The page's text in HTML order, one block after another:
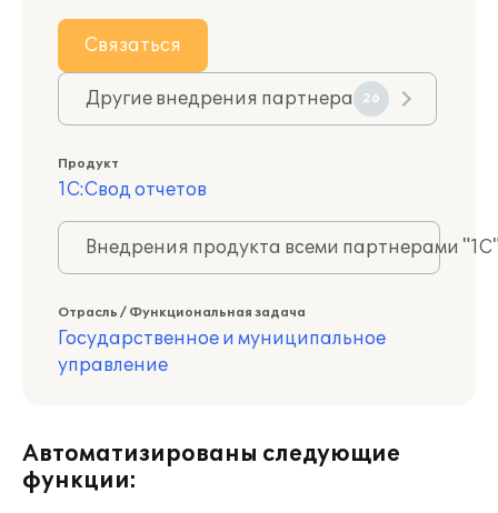
Связаться
Другие внедрения партнера 26
Продукт
1С:Свод отчетов
Внедрения продукта всеми партнерами
Отрасль / Функциональная задача
Государственное и муниципальное
управление
Автоматизированы следующие
функции: